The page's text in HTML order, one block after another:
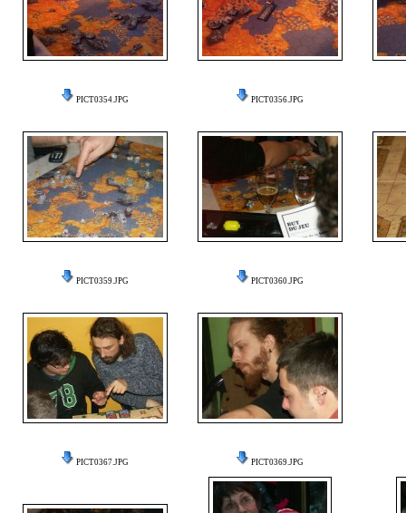
PICT0354.JPG PICT0356.JPG
PICT0359.JPG PICT0360.JPG
PICT0367.JPG PICT0369.JPG